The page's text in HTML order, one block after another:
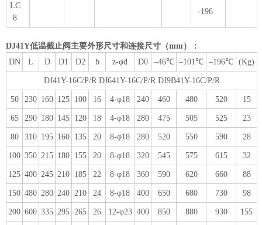
LC
8
-196
DJ41Y低温截止阀 主要外形尺寸和连接尺寸（mm）：
DN
L D D1 D2 b z-φd D0 –46℃ –101℃ –196℃ (Kg)
DJ41Y-16C/P/R DJ641Y-16C/P/R DJ9B41Y-16C/P/R
50 230 160 125 100 16 4-φ18 240 460 480 520 15
65 290 180 145 120 18 4-φ18 280 475 505 525 23
80 310 195 160 135 20 8-φ18 280 520 550 590 28
100 350 215 180 155 20 8-φ18 320 545 575 615 32
125 400 245 210 185 22 8-φ18 360 590 620 660 88
150 480 280 240 210 24 8-φ18 400 650 680 730 98
200 600 335 295 265 26 12-φ23 400 850 880 930 155